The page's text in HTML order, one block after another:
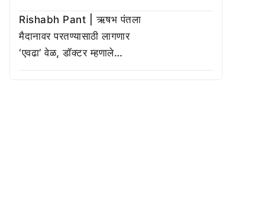
Rishabh Pant | ऋषभ पंतला
मैदानावर परतण्यासाठी लागणार
‘एवढा’ वेळ, डॉक्टर म्हणाले…